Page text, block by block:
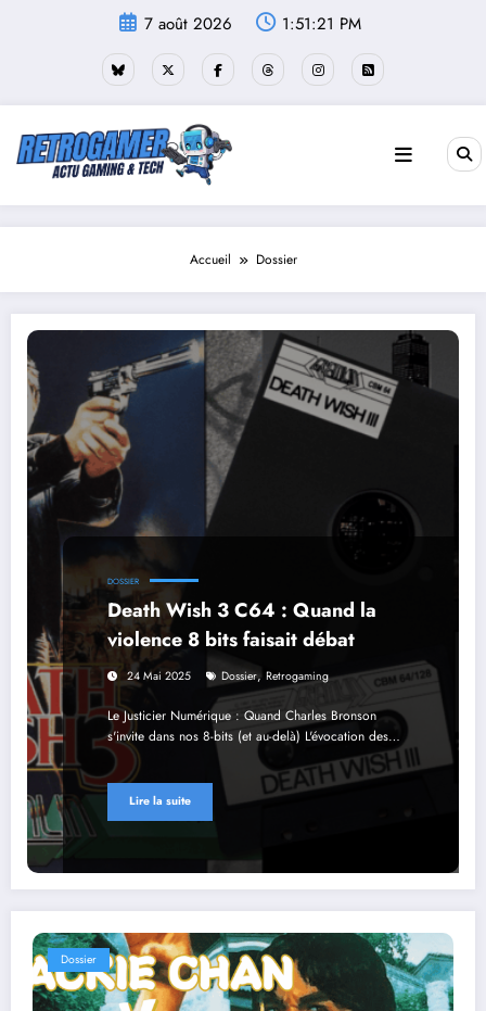
7 août 2026 1:51:21 PM
Accueil Dossier
DOSSIER
Death Wish 3 C64 : Quand la
violence 8 bits faisait débat
24 Mai 2025 Dossier, Retrogaming
Le Justicier Numérique : Quand Charles Bronson
s'invite dans nos 8-bits (et au-delà) L'évocation des…
Lire la suite
Dossier